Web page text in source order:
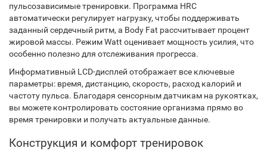
пульсозависимые тренировки. Программа HRC
автоматически регулирует нагрузку, чтобы поддерживать
заданный сердечный ритм, а Body Fat рассчитывает процент
жировой массы. Режим Watt оценивает мощность усилия, что
особенно полезно для отслеживания прогресса.
Информативный LCD-дисплей отображает все ключевые
параметры: время, дистанцию, скорость, расход калорий и
частоту пульса. Благодаря сенсорным датчикам на рукоятках,
вы можете контролировать состояние организма прямо во
время тренировки и получать актуальные данные.
Конструкция и комфорт тренировок